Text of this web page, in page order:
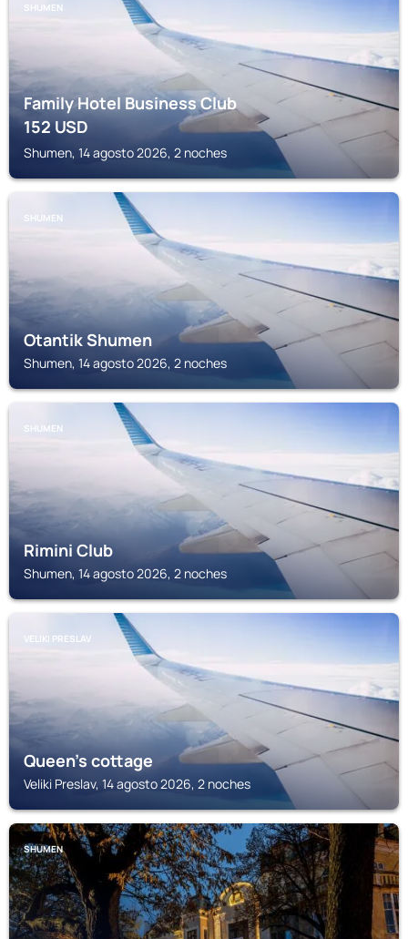
SHUMEN
Family Hotel Business Club
152USD
Shumen, 14 agosto 2026, 2 noches
SHUMEN
Otantik Shumen
Shumen, 14 agosto 2026, 2 noches
SHUMEN
Rimini Club
Shumen, 14 agosto 2026, 2 noches
VELIKI PRESLAV
Queen's cottage
Veliki Preslav, 14 agosto 2026, 2 noches
SHUMEN